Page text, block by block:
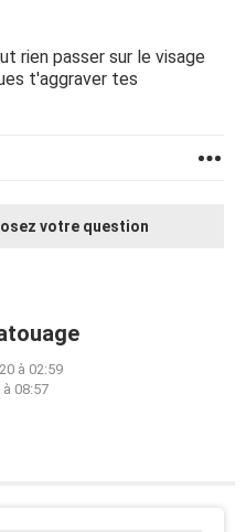
rien passer sur le visage
t'aggraver tes
votre question
à 02:59
à 08:57